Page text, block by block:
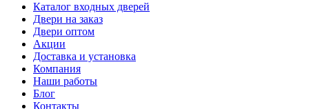
Каталог входных дверей
Двери на заказ
Двери оптом
Акции
Доставка и установка
Компания
Наши работы
Блог
Контакты